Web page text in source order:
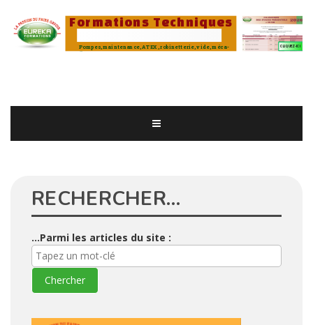
RECHERCHER…
...Parmi les articles du site :